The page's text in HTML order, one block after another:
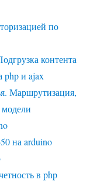
по
контента
php и ajax
Маршрутизация,
на arduino
в php